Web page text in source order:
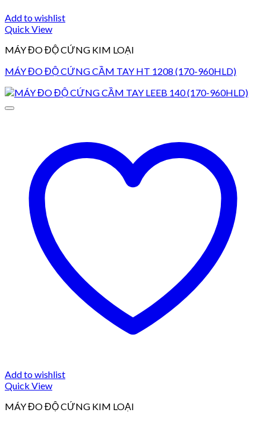
Add to wishlist
Quick View
MÁY ĐO ĐỘ CỨNG KIM LOẠI
MÁY ĐO ĐỘ CỨNG CẦM TAY HT 1208 (170-960HLD)
Add to wishlist
Quick View
MÁY ĐO ĐỘ CỨNG KIM LOẠI